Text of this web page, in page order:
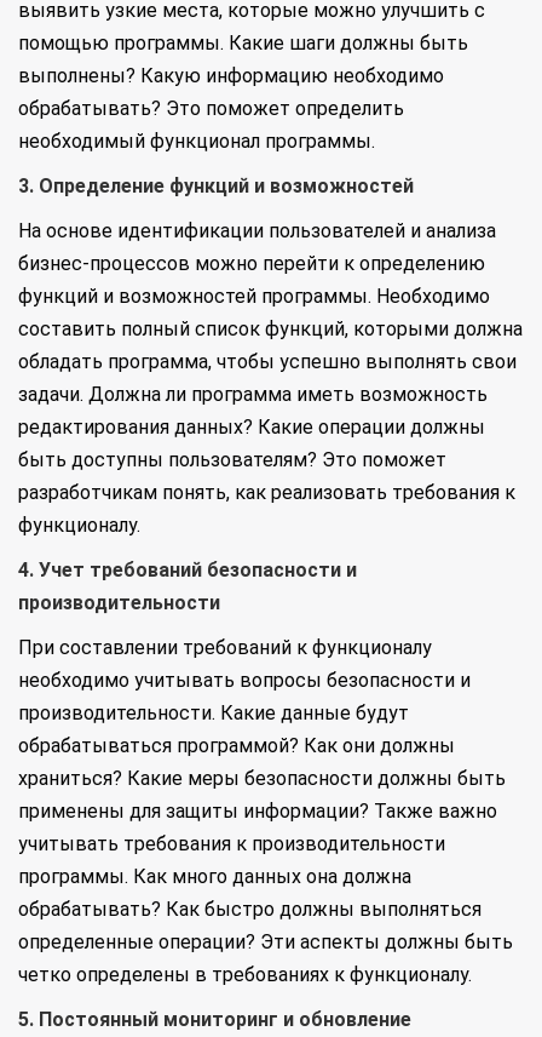
выявить узкие места, которые можно улучшить с
помощью программы. Какие шаги должны быть
выполнены? Какую информацию необходимо
обрабатывать? Это поможет определить
необходимый функционал программы.
3. Определение функций и возможностей
На основе идентификации пользователей и анализа
бизнес-процессов можно перейти к определению
функций и возможностей программы. Необходимо
составить полный список функций, которыми должна
обладать программа, чтобы успешно выполнять свои
задачи. Должна ли программа иметь возможность
редактирования данных? Какие операции должны
быть доступны пользователям? Это поможет
разработчикам понять, как реализовать требования к
функционалу.
4. Учет требований безопасности и
производительности
При составлении требований к функционалу
необходимо учитывать вопросы безопасности и
производительности. Какие данные будут
обрабатываться программой? Как они должны
храниться? Какие меры безопасности должны быть
применены для защиты информации? Также важно
учитывать требования к производительности
программы. Как много данных она должна
обрабатывать? Как быстро должны выполняться
определенные операции? Эти аспекты должны быть
четко определены в требованиях к функционалу.
5. Постоянный мониторинг и обновление